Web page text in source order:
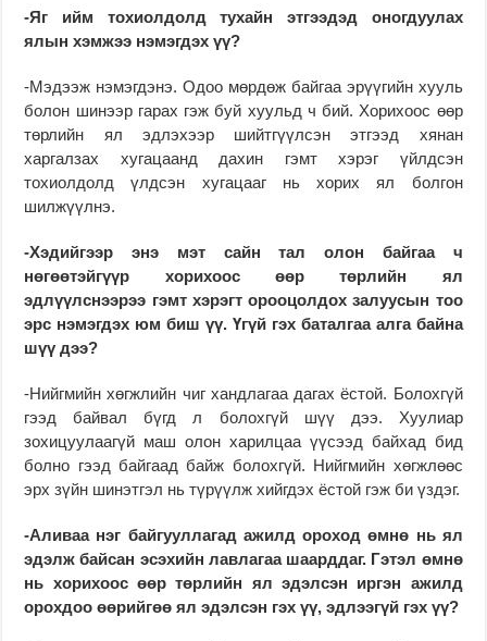
-Яг ийм тохиолдолд тухайн этгээдэд оногдуулах
ялын хэмжээ нэмэгдэх үү?
-Мэдээж нэмэгдэнэ. Одоо мөрдөж байгаа эрүүгийн хууль
болон шинээр гарах гэж буй хуульд ч бий. Хорихоос өөр
төрлийн ял эдлэхээр шийтгүүлсэн эт­гээд хянан
харгалзах хуга­цаанд дахин гэмт хэрэг үйлд­сэн
тохиолдолд үлдсэн хугацааг нь хорих ял болгон
шилжүүлнэ.
-Хэдийгээр энэ мэт сайн тал олон байгаа ч
нөгөөтэйгүүр хори­хоос өөр төрлийн ял
эдлүүлснээрээ гэмт хэрэгт ороо­цолдох за­луусын тоо
эрс нэмэгдэх юм биш үү. Үгүй гэх ба­тал­гаа алга бай­на
шүү дээ?
-Нийгмийн хөгжлийн чиг хандлагаа дагах ёстой. Болох­гүй
гээд байвал бүгд л болохгүй шүү дээ. Хуулиар
зохицуулаагүй маш олон харил­цаа үүсээд байхад бид
болно гээд байгаад байж болохгүй. Нийгмийн хөгж­лөөс
эрх зүйн шинэтгэл нь түрүүлж хийгдэх ёстой гэж би үздэг.
-Аливаа нэг бай­гууллагад ажилд ороход өмнө нь ял
эдэлж байсан эсэхийн лавлагаа шаарддаг. Гэтэл өмнө
нь хорихоос өөр төрлийн ял эдэлсэн иргэн ажилд
орохдоо өөрийгөө ял эдэлсэн гэх үү, эдлээгүй гэх үү?